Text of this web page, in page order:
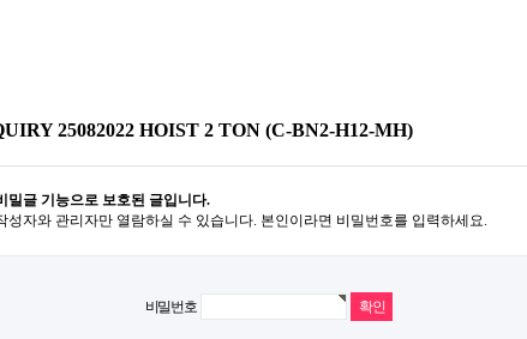
25082022 HOIST 2 TON (C-BN2-H12-MH)
밀글 기능으로 보호된 글입니다.
성자와 관리자만 열람하실 수 있습니다. 본인이라면 비밀번호를 입력하세요.
비밀번호